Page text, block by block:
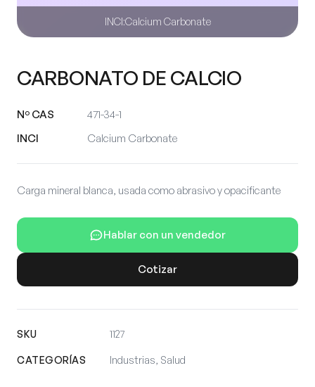
INCI:Calcium Carbonate
CARBONATO DE CALCIO
Nº CAS
471-34-1
INCI
Calcium Carbonate
Carga mineral blanca, usada como abrasivo y opacificante
Hablar con un vendedor
Cotizar
SKU 1127
CATEGORÍAS Industrias, Salud